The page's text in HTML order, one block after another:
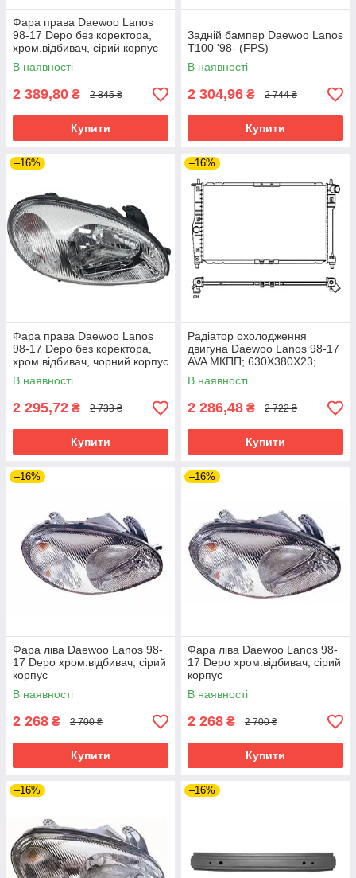
Фара права Daewoo Lanos
98-17 Depo без коректора,
хром.відбивач, сірий корпус
В наявності
2 389,80 ₴ 2 845 ₴
Купити
Задній бампер Daewoo Lanos
T100 '98- (FPS)
В наявності
2 304,96 ₴ 2 744 ₴
Купити
–16%
Фара права Daewoo Lanos
98-17 Depo без коректора,
хром.відбивач, чорний корпус
В наявності
2 295,72 ₴ 2 733 ₴
Купити
–16%
Радіатор охолодження
двигуна Daewoo Lanos 98-17
AVA МКПП; 630X380X23;
(1.3/1.5/1.6/1.4)
В наявності
2 286,48 ₴ 2 722 ₴
Купити
–16%
Фара ліва Daewoo Lanos 98-
17 Depo хром.відбивач, сірий
корпус
В наявності
2 268 ₴ 2 700 ₴
Купити
–16%
Фара ліва Daewoo Lanos 98-
17 Depo хром.відбивач, сірий
корпус
В наявності
2 268 ₴ 2 700 ₴
Купити
–16% –16%